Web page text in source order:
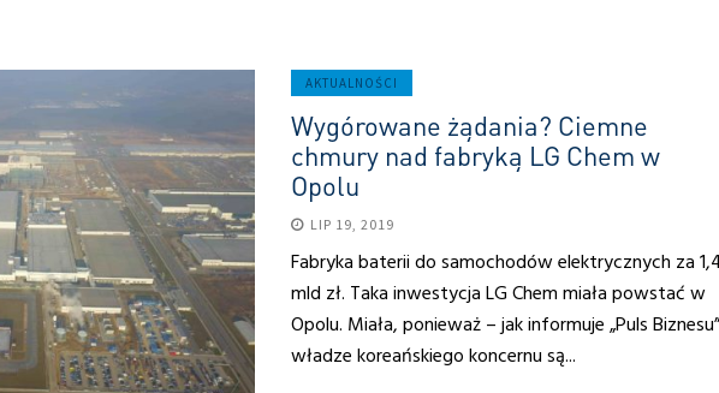
AKTUALNOŚCI
Wygórowane żądania? Ciemne
chmury nad fabryką LG Chem w
Opolu
LIP 19, 2019
Fabryka baterii do samochodów elektrycznych za
mld zł. Taka inwestycja LG Chem miała powstać w
Opolu. Miała, ponieważ – jak informuje „Puls Biznesu”
władze koreańskiego koncernu są...